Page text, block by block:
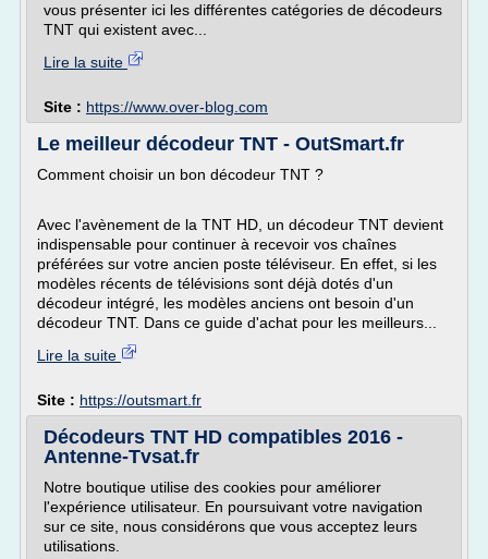
vous présenter ici les différentes catégories de décodeurs
TNT qui existent avec...
Lire la suite
Site : https://www.over-blog.com
Le meilleur décodeur TNT - OutSmart.fr
Comment choisir un bon décodeur TNT ?
Avec l'avènement de la TNT HD, un décodeur TNT devient
indispensable pour continuer à recevoir vos chaînes
préférées sur votre ancien poste téléviseur. En effet, si les
modèles récents de télévisions sont déjà dotés d'un
décodeur intégré, les modèles anciens ont besoin d'un
décodeur TNT. Dans ce guide d'achat pour les meilleurs...
Lire la suite
Site : https://outsmart.fr
Décodeurs TNT HD compatibles 2016 -
Antenne-Tvsat.fr
Notre boutique utilise des cookies pour améliorer
l'expérience utilisateur. En poursuivant votre navigation
sur ce site, nous considérons que vous acceptez leurs
utilisations.